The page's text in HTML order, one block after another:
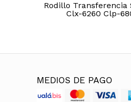
Rodillo Transferencia
Clx-6260 Clp-
MEDIOS DE PAGO